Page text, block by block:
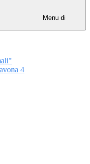
Menu di
4